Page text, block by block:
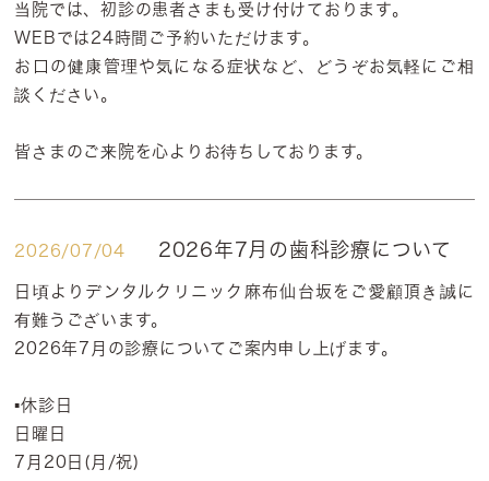
当院では、初診の患者さまも受け付けております。
WEBでは24時間ご予約いただけます。
お口の健康管理や気になる症状など、どうぞお気軽にご相
談ください。
皆さまのご来院を心よりお待ちしております。
2026/07/04 2026年7月の歯科診療について
日頃よりデンタルクリニック麻布仙台坂をご愛顧頂き誠に
有難うございます。
2026年7月の診療についてご案内申し上げます。
▪️休診日
日曜日
7月20日(月/祝)